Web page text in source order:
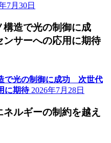
7月30日
構造で光の制御に成
サーへの応用に期待
で光の制御に成功 次世代
に期待 2026年7月28日
ルギーの制約を越え